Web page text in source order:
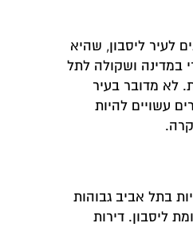
לעיר ליסבון, שהיא
במדינה ושקולה לתל
לא מדובר בעיר
עשויים להיות
בתל אביב גבוהות
ליסבון. דירות